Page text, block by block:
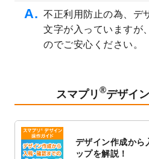
2023/3/13
クリアファイル
追加しました。
2023/3/2
パワーポイント
追加しました。
2023/1/13
4月始まりのカ
2023/1/5
スタンプカード
追加しました。
不正利用防止の為、デ
文字が入っていますが
のでご安心ください。
スマプリ ®デザイ
デザイン作成から
ップを解説！